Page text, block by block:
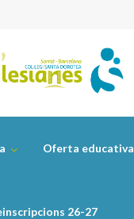
Oferta educativa
26-27